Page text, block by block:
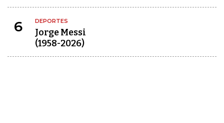
6 DEPORTES
Jorge Messi
(1958-2026)